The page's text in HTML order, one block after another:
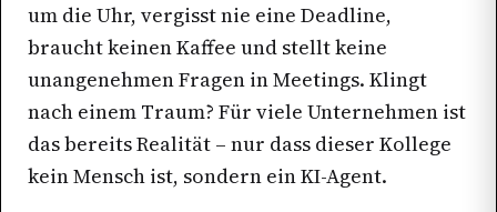
um die Uhr, vergisst nie eine Deadline,
braucht keinen Kaffee und stellt keine
unangenehmen Fragen in Meetings. Klingt
nach einem Traum? Für viele Unternehmen ist
das bereits Realität – nur dass dieser Kollege
kein Mensch ist, sondern ein KI-Agent.